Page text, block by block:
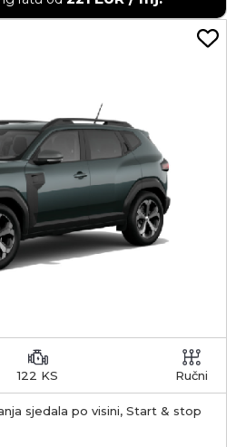
122 KS Ručni
sjedala po visini, Start & stop